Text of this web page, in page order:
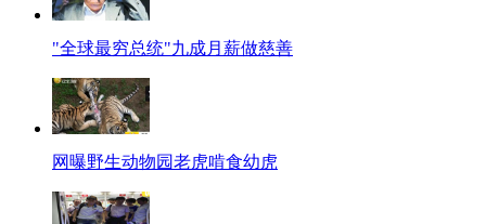
"全球最穷总统"九成月薪做慈善
网曝野生动物园老虎啃食幼虎